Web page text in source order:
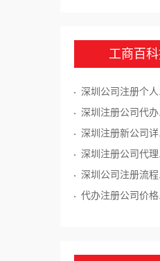
工商百
深圳公司注册个人
深圳注册公司代办
深圳注册新公司详
深圳注册公司代理
深圳公司注册流程
代办注册公司价格